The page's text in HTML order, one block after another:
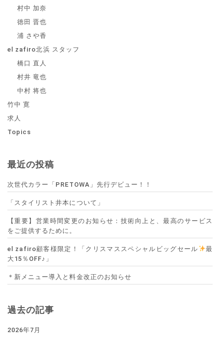
村中 加奈
徳田 晋也
浦 さや香
el zafiro北浜 スタッフ
橋口 直人
村井 竜也
中村 将也
竹中 寛
求人
Topics
最近の投稿
次世代カラー「PRETOWA」先行デビュー！！
「スタイリスト井本について」
【重要】営業時間変更のお知らせ：技術向上と、最高のサービス
をご提供するために。
el zafiro顧客様限定！「クリスマススペシャルビッグセール
最
大15％OFF♪」
＊新メニュー導入と料金改正のお知らせ
過去の記事
2026年7月